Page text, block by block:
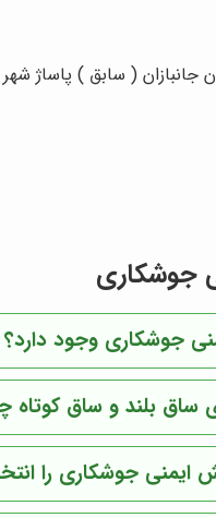
( سابق ) پاساژ شهر ابزار
جوشکاری
جوشکاری وجود دارد؟
ساق بلند و ساق
جوشکاری را